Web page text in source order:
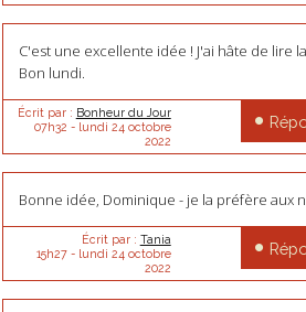
C'est une excellente idée ! J'ai hâte de lire
Bon lundi.
Écrit par : Bonheur du Jour
07h32 - lundi 24 octobre
2022
Bonne idée, Dominique - je la préfère aux
Écrit par : Tania
15h27- lundi 24 octobre
2022